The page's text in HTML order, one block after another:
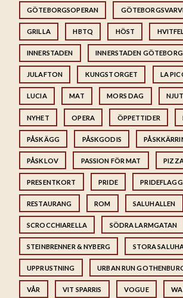
GÖTEBORGSOPERAN
GRILLA HBTQ HÖST
INNERSTADEN INNERSTADEN GÖTEBORG
JULAFTON KUNGSTORGET LA
LUCIA MAT MORS DAG
NYHET OPERA ÖPPETTIDER
PÅSKÄGG PÅSKGODIS
PÅSKLOV PASSION FÖR MAT PIZZA
PRESENTKORT PRIDE
RESTAURANG ROM SALUHALLEN
SCROCCHIARELLA SÖDRA LARMGATAN
STEINBRENNER & NYBERG STORA
UPPRUSTNING URBAN RUN
VÅR VIT SPARRIS VOGUE